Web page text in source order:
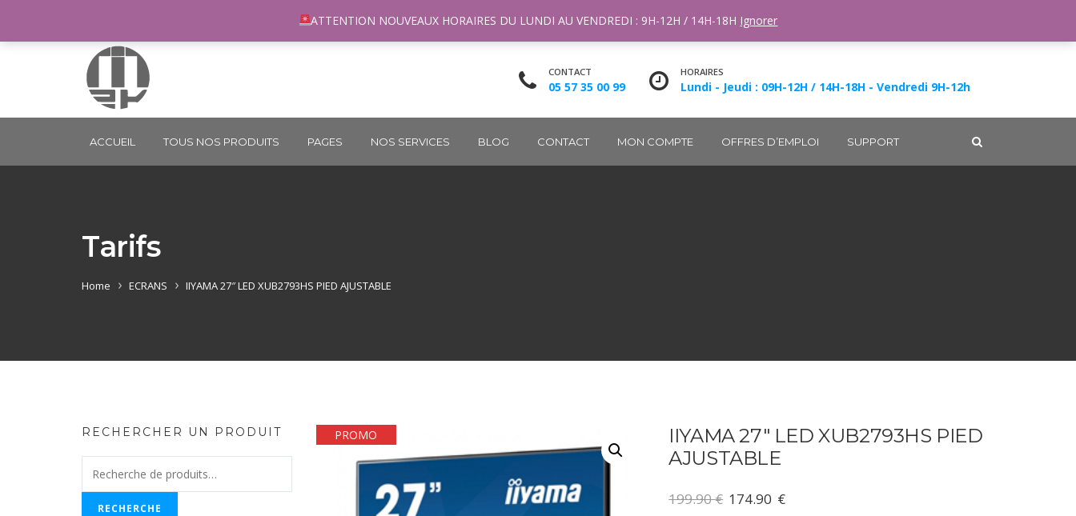
96 rue du Général Margueritte 33400 TALENCE contact@m2k.fr
CONTACT
05 57 35 00 99
HORAIRES
Lundi - Jeudi : 09H-12H / 14H-18H - Vendredi 9H-12h
ACCUEIL TOUS NOS PRODUITS PAGES NOS SERVICES BLOG CONTACT MON COMPTE OFFRES D’EMPLOI SUPPORT
Tarifs
Home ECRANS IIYAMA 27″ LED XUB2793HS PIED AJUSTABLE
PROMO
IIYAMA 27″ LED XUB2793HS PIED
AJUSTABLE
199.90€ 174.90 €
RECHERCHER UN PRODUIT
RECHERCHE
ATTENTION NOUVEAUX HORAIRES DU LUNDI AU VENDREDI : 9H-12H / 14H-18H Ignorer